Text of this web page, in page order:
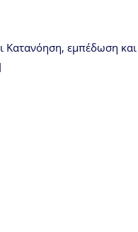
εμπέδωση